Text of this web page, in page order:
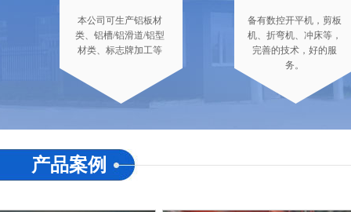
本公司可生产铝板材
类、铝槽/铝滑道/铝型
材类、标志牌加工等
备有数控开平机，剪板
机、折弯机、冲床等，
完善的技术，好的服
务。
产品案例